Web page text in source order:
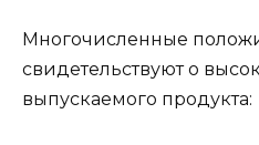
Многочисленные
свидетельствуют о
выпускаемого продукта: